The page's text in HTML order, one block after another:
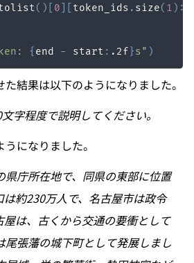
( ) 0 token_ids . size( 1 ) :
{ end - start : .2f }s" )
結果は以下のようになりました。
字程度で説明してください。
になりました。
県庁所在地で、同県の東部に位置
は約230万人で、名古屋市は政令
屋は、古くから交通の要衝として
尾張藩の城下町として発展しまし